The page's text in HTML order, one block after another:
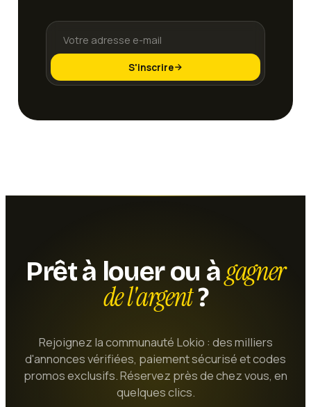
S'inscrire
Prêt à louer ou àgagner
de l'argent?
Rejoignez la communauté Lokio : des milliers
d'annonces vérifiées, paiement sécurisé et codes
promos exclusifs. Réservez près de chez vous, en
quelques clics.